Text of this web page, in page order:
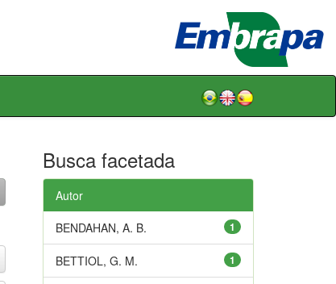
Busca facetada
Autor
1
BENDAHAN, A. B.
1
BETTIOL, G. M.